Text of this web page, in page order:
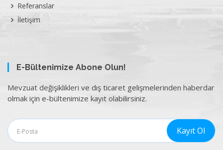
Referanslar
İletişim
E-Bültenimize Abone Olun!
Mevzuat değişiklikleri ve dış ticaret gelişmelerinden haberdar
olmak için e-bültenimize kayıt olabilirsiniz.